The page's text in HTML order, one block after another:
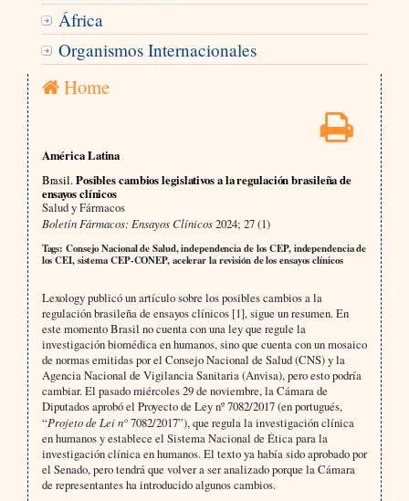
África
Organismos Internacionales
Home
América Latina
Brasil.Posibles cambios legislativos a la regulación brasileña de
ensayos clínicos
Salud y Fármacos
Boletín Fármacos: Ensayos Clínicos2024; 27 (1)
Tags: Consejo Nacional de Salud, independencia de los CEP, independencia de
los CEI, sistema CEP-CONEP, acelerar la revisión de los ensayos clínicos
Lexology publicó un artículo sobre los posibles cambios a la
regulación brasileña de ensayos clínicos [1], sigue un resumen. En
este momento Brasil no cuenta con una ley que regule la
investigación biomédica en humanos, sino que cuenta con un mosaico
de normas emitidas por el Consejo Nacional de Salud (CNS) y la
Agencia Nacional de Vigilancia Sanitaria (Anvisa), pero esto podría
cambiar. El pasado miércoles 29 de noviembre, la Cámara de
Diputados aprobó el Proyecto de Ley nº 7082/2017 (en portugués,
“Projeto de Lei n°7082/2017”), que regula la investigación clínica
en humanos y establece el Sistema Nacional de Ética para la
investigación clínica en humanos. El texto ya había sido aprobado por
el Senado, pero tendrá que volver a ser analizado porque la Cámara
de representantes ha introducido algunos cambios.